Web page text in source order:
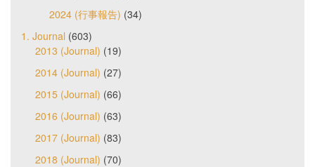
2024 (行事報告) (34)
1. Journal (603)
2013 (Journal) (19)
2014 (Journal) (27)
2015 (Journal) (66)
2016 (Journal) (63)
2017 (Journal) (83)
2018 (Journal) (70)